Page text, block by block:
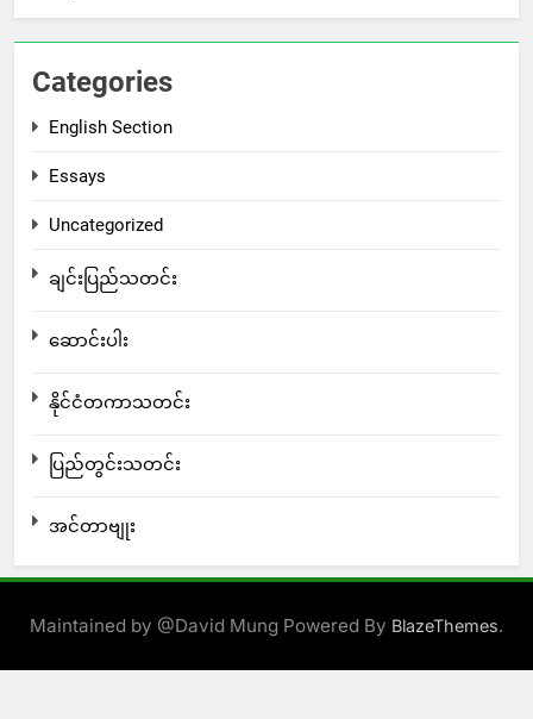
Categories
English Section
Essays
Uncategorized
ချင်းပြည်သတင်း
ဆောင်းပါး
နိုင်ငံတကာသတင်း
ပြည်တွင်းသတင်း
အင်တာဗျုး
Maintained by @David Mung Powered By BlazeThemes.